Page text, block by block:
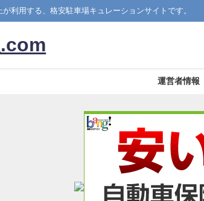
利用する、格安駐車場キュレーションサイトです。
運営者情報